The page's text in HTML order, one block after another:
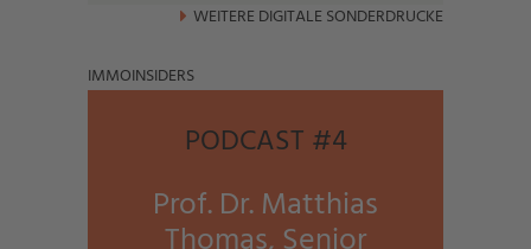
WEITERE DIGITALE SONDERDRUCKE
IMMOINSIDERS
PODCAST #4
Prof. Dr. Matthias
mehr